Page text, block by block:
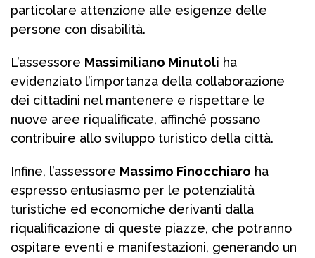
particolare attenzione alle esigenze delle
persone con disabilità.
L’assessore Massimiliano Minutoli ha
evidenziato l’importanza della collaborazione
dei cittadini nel mantenere e rispettare le
nuove aree riqualificate, affinché possano
contribuire allo sviluppo turistico della città.
Infine, l’assessore Massimo Finocchiaro ha
espresso entusiasmo per le potenzialità
turistiche ed economiche derivanti dalla
riqualificazione di queste piazze, che potranno
ospitare eventi e manifestazioni, generando un